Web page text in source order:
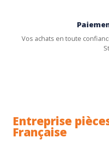
Vos achats en toute
Entreprise
Française